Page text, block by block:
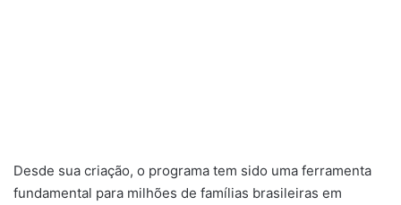
Desde sua criação, o programa tem sido uma ferramenta
fundamental para milhões de famílias brasileiras em